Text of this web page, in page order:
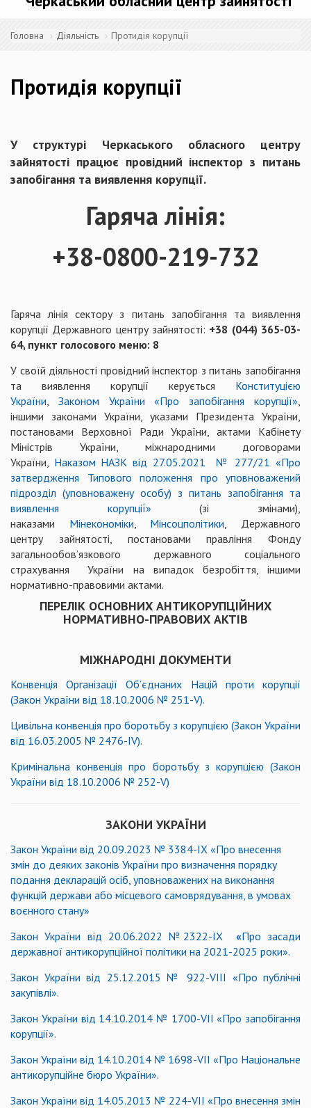
Головна Діяльність Протидія корупції
Протидія корупції
У структурі Черкаського обласного центру
зайнятості працює провідний інспектор з питань
запобігання та виявлення корупції.
Гаряча лінія:
+38-0800-219-732
Гаряча лінія сектору з питань запобігання та виявлення
корупції Державного центру зайнятості: +38 (044) 365-03-
64, пункт голосового меню: 8
У своїй діяльності провідний інспектор з питань запобігання
та виявлення корупції керується Конституцією
України, Законом України «Про запобігання корупції»,
іншими законами України, указами Президента України,
постановами Верховної Ради України, актами Кабінету
Міністрів України, міжнародними договорами
України, Наказом НАЗК від 27.05.2021 № 277/21 «Про
затвердження Типового положення про уповноважений
підрозділ (уповноважену особу) з питань запобігання та
виявлення корупції» (зі змінами),
наказами Мінекономіки, Мінсоцполітики, Державного
центру зайнятості, постановами правління Фонду
загальнообов’язкового державного соціального
страхування України на випадок безробіття, іншими
нормативно-правовими актами.
ПЕРЕЛІК ОСНОВНИХ АНТИКОРУПЦІЙНИХ
НОРМАТИВНО-ПРАВОВИХ АКТІВ
МІЖНАРОДНІ ДОКУМЕНТИ
Конвенція Організації Об’єднаних Націй проти корупції
(Закон України від 18.10.2006 № 251-V).
Цивільна конвенція про боротьбу з корупцією (Закон України
від 16.03.2005 № 2476-ІV).
Кримінальна конвенція про боротьбу з корупцією (Закон
України від 18.10.2006 № 252-V)
ЗАКОНИ УКРАЇНИ
Закон України від 20.09.2023 № 3384-IX «Про внесення
змін до деяких законів України про визначення порядку
подання декларацій осіб, уповноважених на виконання
функцій держави або місцевого самоврядування, в умовах
воєнного стану»
Закон України від 20.06.2022 №2322-IX «Про засади
державної антикорупційної політики на 2021-2025 роки».
Закон України від 25.12.2015 № 922-VIIІ «Про публічні
закупівлі».
Закон України від 14.10.2014 № 1700-VII «Про запобігання
корупції».
Закон України від 14.10.2014 № 1698-VII «Про Національне
антикорупційне бюро України».
Закон України від 14.05.2013 № 224-VІІ «Про внесення змін